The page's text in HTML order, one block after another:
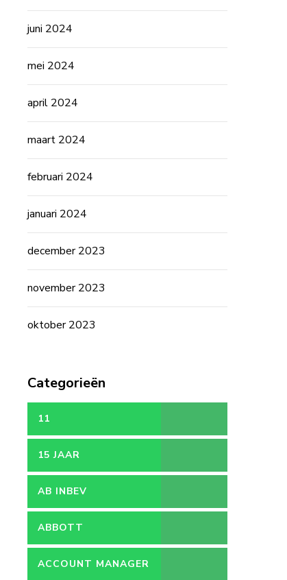
juni 2024
mei 2024
april 2024
maart 2024
februari 2024
januari 2024
december 2023
november 2023
oktober 2023
Categorieën
11
15 JAAR
AB INBEV
ABBOTT
ACCOUNT MANAGER